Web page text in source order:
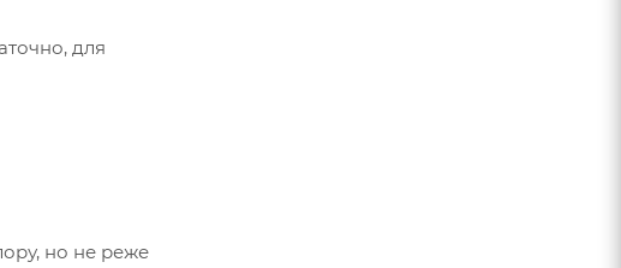
для
но не реже